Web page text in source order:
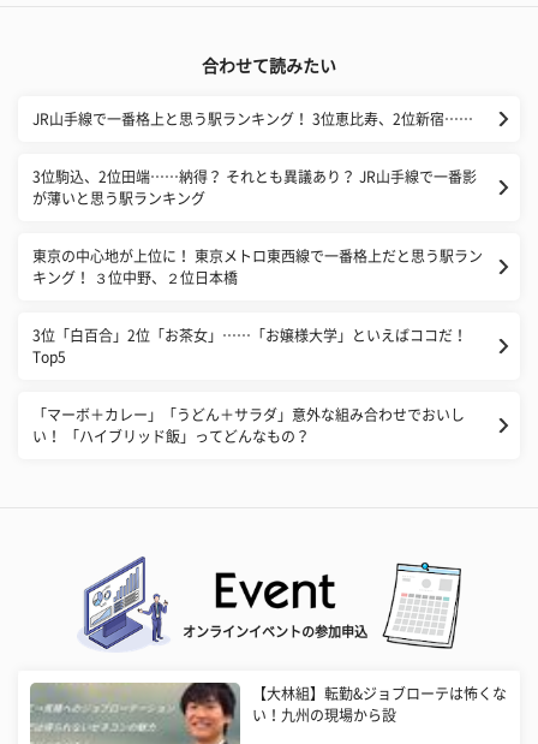
合わせて読みたい
JR山手線で一番格上と思う駅ランキング！ 3位恵比寿、2位新宿……
3位駒込、2位田端……納得？ それとも異議あり？ JR山手線で一番影
が薄いと思う駅ランキング
東京の中心地が上位に！ 東京メトロ東西線で一番格上だと思う駅ラン
キング！ ３位中野、２位日本橋
3位「白百合」2位「お茶女」……「お嬢様大学」といえばココだ！
Top5
「マーボ＋カレー」「うどん＋サラダ」意外な組み合わせでおいし
い！ 「ハイブリッド飯」ってどんなもの？
オンラインイベントの参加申込
【大林組】転勤&ジョブローテは怖くな
い！九州の現場から設